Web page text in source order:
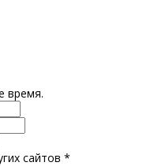
время.
сайтов *